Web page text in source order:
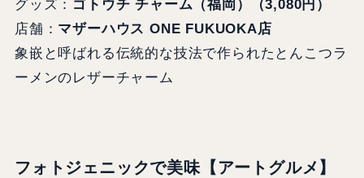
グッズ： ゴトウチ チャーム（福岡）（3,080円）
店舗： マザーハウス ONE FUKUOKA店
象嵌と呼ばれる伝統的な技法で作られたとんこつラ
ーメンのレザーチャーム
フォトジェニックで美味【アートグルメ】